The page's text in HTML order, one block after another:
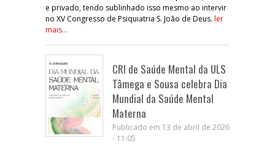
e privado, tendo sublinhado isso mesmo ao intervir
no XV Congresso de Psiquiatria S. João de Deus. ler
mais...
CRI de Saúde Mental da ULS
Tâmega e Sousa celebra Dia
Mundial da Saúde Mental
Materna
Publicado em 13 de abril de 2026
- 11:05